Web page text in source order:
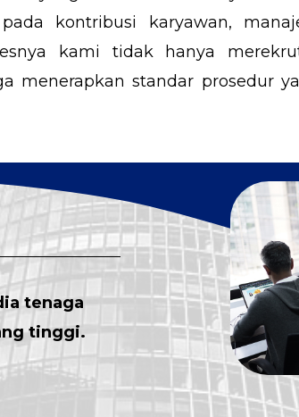
kontribusi karyawan,
kami tidak hanya
menerapkan standar prosedur
tenaga
tinggi.